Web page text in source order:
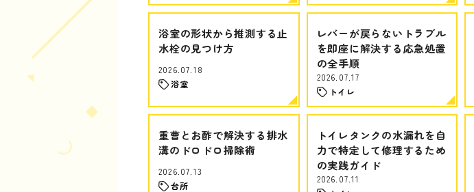
浴室の形状から推測する止
水栓の見つけ方
2026.07.18
浴室
レバーが戻らないトラブル
を即座に解決する応急処置
の全手順
2026.07.17
トイレ
重曹とお酢で解決する排水
溝のドロドロ掃除術
2026.07.13
台所
トイレタンクの水漏れを自
力で特定して修理するため
の実践ガイド
2026.07.11